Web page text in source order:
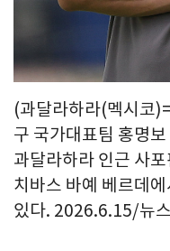
(과달라하라(멕시코
구 국가대표팀 홍명
과달라하라 인근 사
치바스 바예 베르데
있다. 2026.6.15/뉴